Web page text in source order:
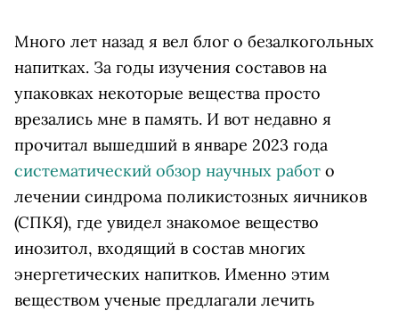
Много лет назад я вел блог о безалкогольных
напитках. За годы изучения составов на
упаковках некоторые вещества просто
врезались мне в память. И вот недавно я
прочитал вышедший в январе 2023 года
систематический обзор научных работ о
лечении синдрома поликистозных яичников
(СПКЯ), где увидел знакомое вещество
инозитол, входящий в состав многих
энергетических напитков. Именно этим
веществом ученые предлагали лечить